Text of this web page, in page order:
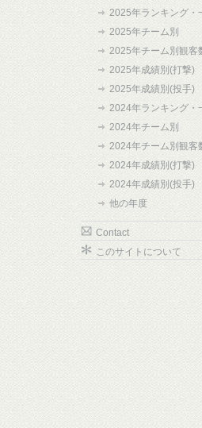
2025年ランキング・
2025年チーム別
2025年チーム別観客
2025年成績別(打撃)
2025年成績別(投手)
2024年ランキング・
2024年チーム別
2024年チーム別観客
2024年成績別(打撃)
2024年成績別(投手)
他の年度
Contact
このサイトについて